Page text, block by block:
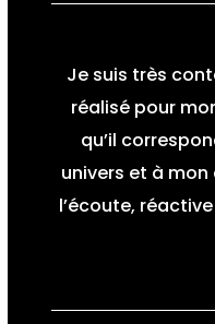
Je suis très
réalisé pour
qu’il
univers et à mon
l’écoute,